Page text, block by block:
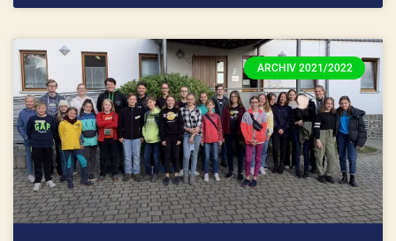
ARCHIV 2021/2022